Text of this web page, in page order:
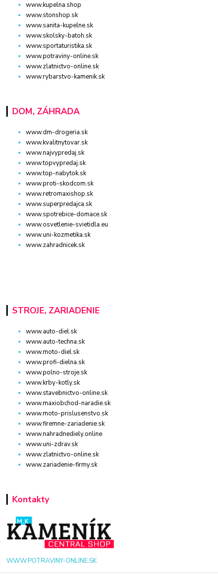
www.kupelna.shop
www.stonshop.sk
www.sanita-kupelne.sk
www.skolsky-batoh.sk
www.sportaturistika.sk
www.potraviny-online.sk
www.zlatnictvo-online.sk
www.rybarstvo-kamenik.sk
DOM, ZÁHRADA
www.dm-drogeria.sk
www.kvalitnytovar.sk
www.najvypredaj.sk
www.topvypredaj.sk
www.top-nabytok.sk
www.proti-skodcom.sk
www.retromaxishop.sk
www.superpredajca.sk
www.spotrebice-domace.sk
www.osvetlenie-svietidla.eu
www.uni-kozmetika.sk
www.zahradnicek.sk
STROJE, ZARIADENIE
www.auto-diel.sk
www.auto-techna.sk
www.moto-diel.sk
www.profi-dielna.sk
www.polno-stroje.sk
www.krby-kotly.sk
www.stavebnictvo-online.sk
www.maxiobchod-naradie.sk
www.moto-prislusenstvo.sk
www.firemne-zariadenie.sk
www.nahradnediely.online
www.uni-zdrav.sk
www.zlatnictvo-online.sk
www.zariadenie-firmy.sk
Kontakty
WWW.POTRAVINY-ONLINE.SK